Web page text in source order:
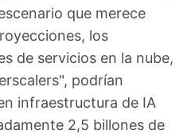
que merece
los
de servicios en la nube,
podrían
infraestructura de IA
2,5 billones de